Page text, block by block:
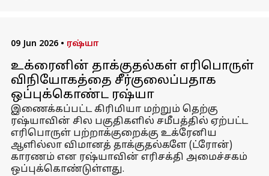
09 Jun 2026 • ரஷ்யா
உக்ரைனின் தாக்குதல்கள் எரிபொருள்
விநியோகத்தை சீர்குலைப்பதாக
ஒப்புக்கொண்ட ரஷ்யா
இணைக்கப்பட்ட கிரிமியா மற்றும் தெற்கு
ரஷ்யாவின் சில பகுதிகளில் சமீபத்தில் ஏற்பட்ட
எரிபொருள் பற்றாக்குறைக்கு உக்ரேனிய
ஆளில்லா விமானத் தாக்குதல்களே (ட்ரோன்)
காரணம் என ரஷ்யாவின் எரிசக்தி அமைச்சகம்
ஒப்புக்கொண்டுள்ளது.